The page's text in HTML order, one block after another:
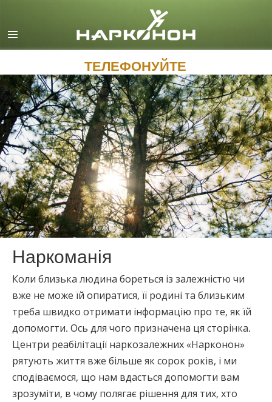
Dansk
Deutsch
Ελληνικά (Greek)
Español
Français
Hebrew
Magyar
Italiano
日本語 (Japanese)
Macedonian
Norsk
Portuguès
Русский (Russian)
Svenska
繁體中文 (Chinese)
ТЕЛЕФОНУЙТЕ
Наркоманія
Коли близька людина бореться із залежністю чи
вже не може їй опиратися, її родині та близьким
треба швидко отримати інформацію про те, як їй
допомогти. Ось для чого призначена ця сторінка.
Центри реабілітації наркозалежних «Нарконон»
рятують життя вже більше як сорок років, і ми
сподіваємося, що нам вдасться допомогти вам
зрозуміти, в чому полягає рішення для тих, хто